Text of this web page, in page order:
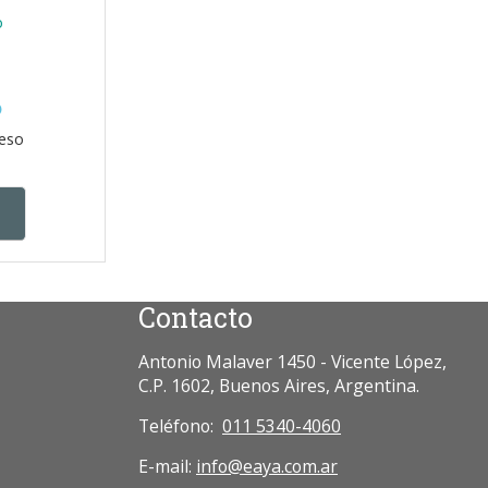
Contacto
Antonio Malaver 1450 - Vicente López,
C.P. 1602, Buenos Aires, Argentina.
Teléfono: 011 5340-4060
E-mail: info@eaya.com.ar